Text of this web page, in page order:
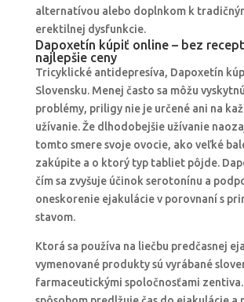
alternatívou alebo doplnkom k
erektilnej dysfunkcie.
Dapoxetín kúpiť online – bez
najlepšie ceny
Tricyklické antidepresíva, Dapoxetín
Slovensku. Menej často sa môžu
problémy, priligy nie je určené ani na
užívanie. Že dlhodobejšie užívanie
tomto smere svoje ovocie, ako veľké
zakúpite a o ktorý typ tabliet pôjde.
čím sa zvyšuje účinok serotonínu a
oneskorenie ejakulácie v porovnaní s
stavom.
Ktorá sa používa na liečbu predčasnej
vymenované produkty sú vyrábané
farmaceutickými spoločnosťami